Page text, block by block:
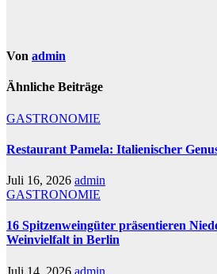
Von admin
Ähnliche Beiträge
GASTRONOMIE
Restaurant Pamela: Italienischer
Juli 16, 2026 admin
GASTRONOMIE
16 Spitzenweingüter präsentieren
Weinvielfalt in Berlin
Juli 14, 2026 admin